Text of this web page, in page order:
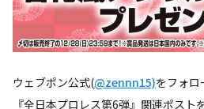
ウェブポン公式(@zennn15)をフォ
『全日本プロレス第6弾』関連ポス